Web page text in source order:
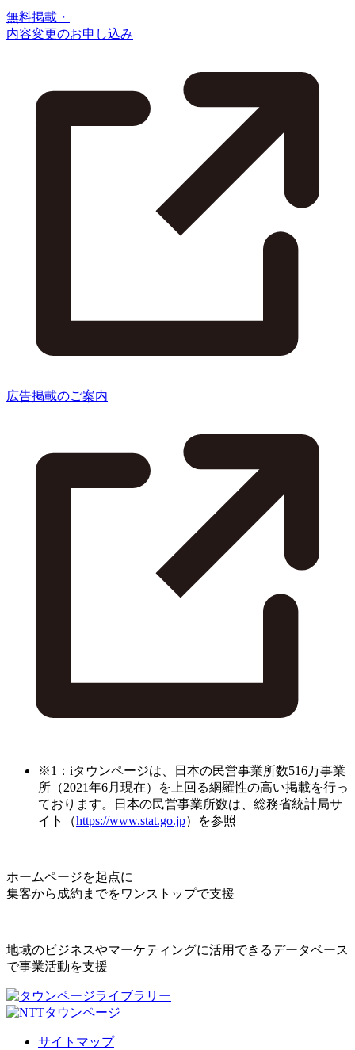
無料掲載・
内容変更のお申し込み
広告掲載のご案内
※1：iタウンページは、日本の民営事業所数516万事業
所（2021年6月現在）を上回る網羅性の高い掲載を行っ
ております。日本の民営事業所数は、総務省統計局サ
イト（https://www.stat.go.jp）を参照
ホームページを起点に
集客から成約までをワンストップで支援
地域のビジネスやマーケティングに活用できるデータベース
で事業活動を支援
サイトマップ